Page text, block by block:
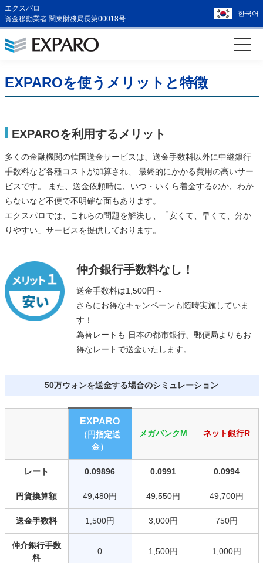
エクスパロ
資金移動業者 関東財務局長第00018号
한국어
EXPAROを使うメリットと特徴
EXPAROを利用するメリット
多くの金融機関の韓国送金サービスは、送金手数料以外に中継銀行
手数料など各種コストが加算され、 最終的にかかる費用の高いサー
ビスです。 また、送金依頼時に、いつ・いくら着金するのか、わか
らないなど不便で不明確な面もあります。
エクスパロでは、これらの問題を解決し、「安くて、早くて、分か
りやすい」サービスを提供しております。
仲介銀行手数料なし！
送金手数料は1,500円～
さらにお得なキャンペーンも随時実施していま
す！
為替レートも 日本の都市銀行、郵便局よりもお
得なレートで送金いたします。
50万ウォンを送金する場合のシミュレーション
EXPARO
（円指定送
金）
メガバンクM ネット銀行R
レート 0.09896 0.0991 0.0994
円貨換算額 49,480円 49,550円 49,700円
送金手数料 1,500円 3,000円 750円
仲介銀行手数
料
0 1,500円 1,000円